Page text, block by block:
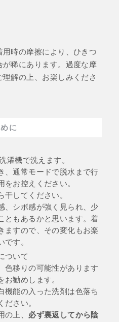
時の摩擦により、ひきつ
稀にあります。過度な摩
解の上、お楽しみくださ
に
濯機で洗えます。
、通常モードで脱水まで行
お控えください。
してください。
、シボ感が強く見られ、少
ともあるかと思います。着
ますので、その変化もお楽
す。
ついて
色移りの可能性があります
勧めします。
機能の入った洗剤は色落ち
さい。
の上、 必ず裏返してから陰